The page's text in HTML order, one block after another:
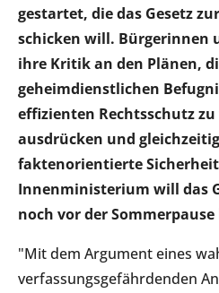
gestartet, die das Gesetz
schicken will. Bürgerinnen
ihre Kritik an den Plänen,
geheimdienstlichen
effizienten Rechtsschutz
ausdrücken und
faktenorientierte
Innenministerium will das
noch vor der
"Mit dem Argument eines
verfassungsgefährdenden